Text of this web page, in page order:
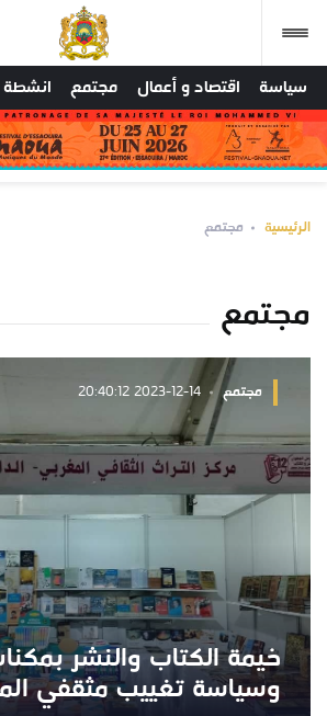
سياسة اقتصاد و أعمال مجتمع
الرئيسية مجتمع
مجتمع
مجتمع 2023-12-14 20:40:12
خيمة الكتاب والنشر
وسياسة تغييب مثقفي